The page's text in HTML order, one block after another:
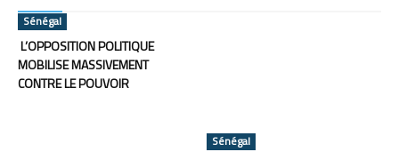
Sénégal
L’OPPOSITION POLITIQUE
MOBILISE MASSIVEMENT
CONTRE LE POUVOIR
Sénégal